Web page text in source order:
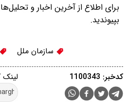
برای اطلاع از آخرین اخبار و
بپیوندید.
سازمان ملل
لینک کدخبر: 1100343